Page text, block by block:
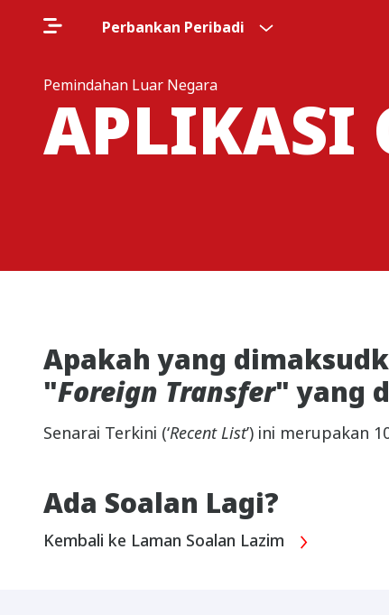
Perbankan Peribadi
Pemindahan Luar Negara
APLIKASI
Apakah yang
"Foreign Transfer" yang
Senarai Terkini (‘Recent List’) ini merupakan
Ada Soalan Lagi?
Kembali ke Laman Soalan Lazim